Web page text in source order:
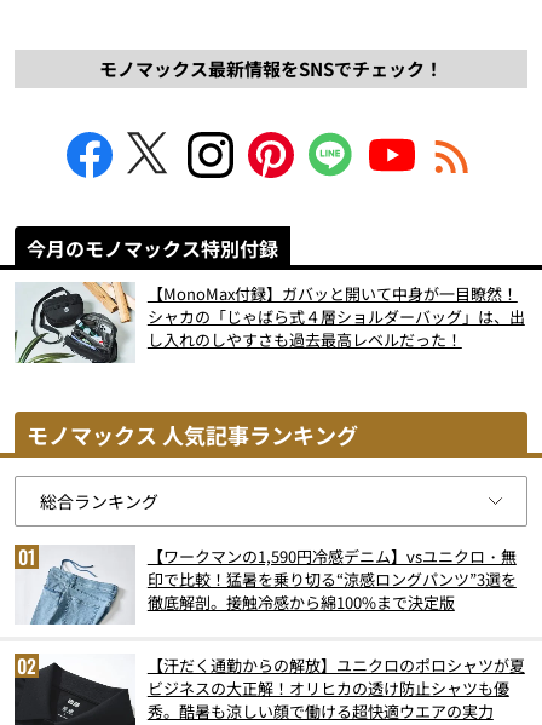
モノマックス最新情報をSNSでチェック！
今月のモノマックス特別付録
【MonoMax付録】ガバッと開いて中身が一目瞭然！
シャカの「じゃばら式４層ショルダーバッグ」は、出
し入れのしやすさも過去最高レベルだった！
モノマックス 人気記事ランキング
【ワークマンの1,590円冷感デニム】vsユニクロ・無
印で比較！猛暑を乗り切る“涼感ロングパンツ”3選を
徹底解剖。接触冷感から綿100%まで決定版
【汗だく通勤からの解放】ユニクロのポロシャツが夏
ビジネスの大正解！オリヒカの透け防止シャツも優
秀。酷暑も涼しい顔で働ける超快適ウエアの実力